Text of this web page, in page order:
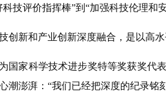
科技评价指挥棒”到“加强科技伦理
创新和产业创新深度融合，是以高
国家科学技术进步奖特等奖获奖代
潮澎湃：“我们已经把深度的纪录